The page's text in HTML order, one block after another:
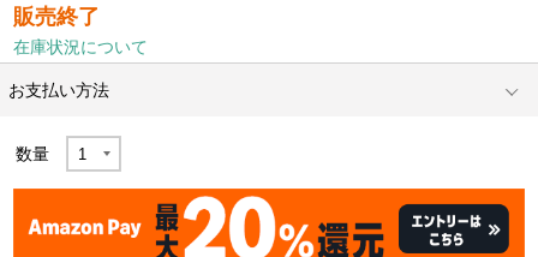
販売終了
在庫状況について
お支払い方法
数量